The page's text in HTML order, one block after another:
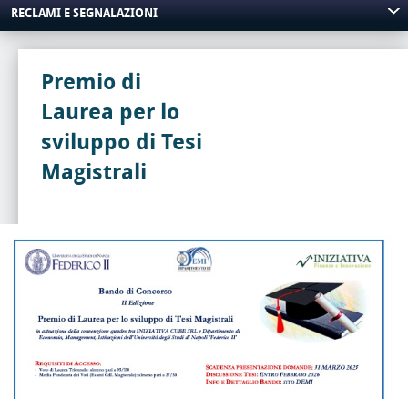
RECLAMI E SEGNALAZIONI
Premio di
Laurea per lo
sviluppo di Tesi
Magistrali